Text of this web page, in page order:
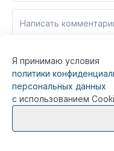
Написать
Я принимаю условия
политики
персональных данных
с использованием